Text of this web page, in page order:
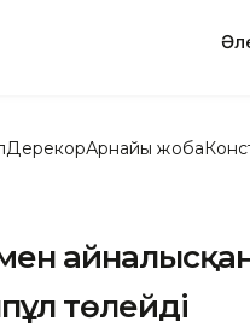
ДерекқорАрнайы жоба
төлейді